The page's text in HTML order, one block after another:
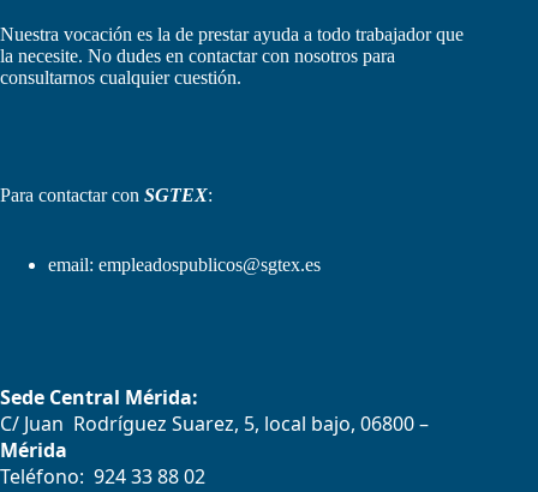
Nuestra vocación es la de prestar ayuda a todo trabajador que
la necesite. No dudes en contactar con nosotros para
consultarnos cualquier cuestión.
Para contactar con SGTEX:
email: empleadospublicos@sgtex.es
Sede Central Mérida:
C/ Juan Rodríguez Suarez, 5, local bajo, 06800 –
Mérida
Teléfono: 924 33 88 02